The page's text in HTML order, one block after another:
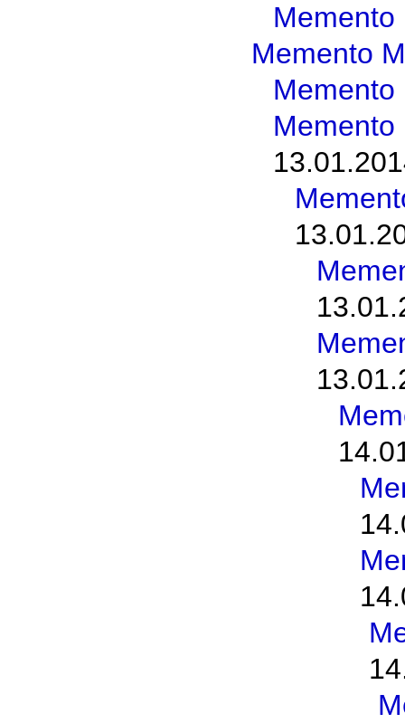
Memento
Memento
Memento
Memento